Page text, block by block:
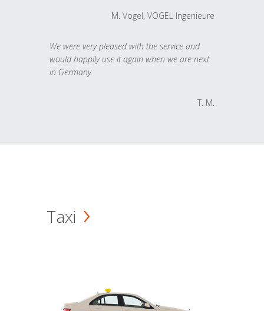
M. Vogel, VOGEL Ingenieure
We were very pleased with the service and
would happily use it again when we are next
in Germany.
T. M.
Taxi